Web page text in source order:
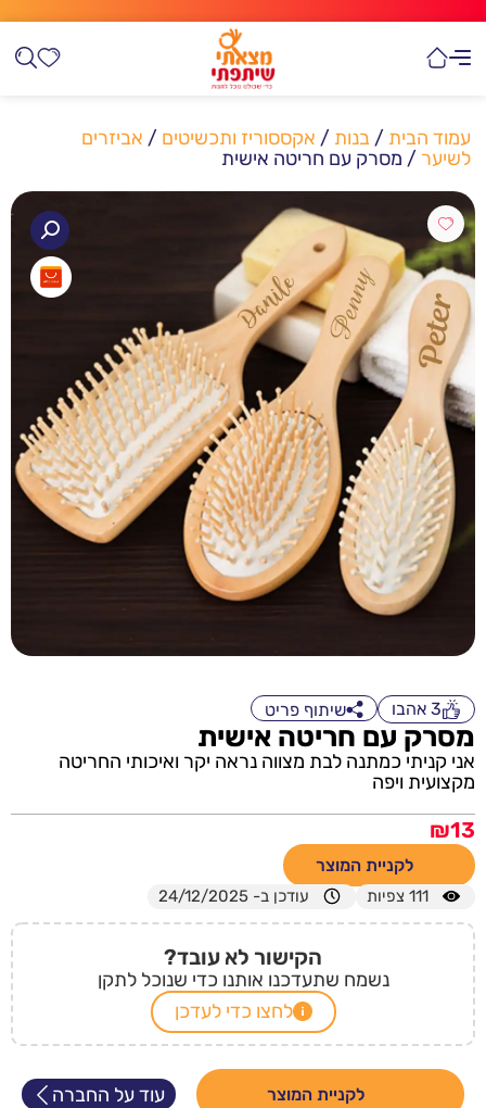
עמוד הבית / בנות / אקססוריז ותכשיטים / אביזרים
לשיער / מסרק עם חריטה אישית
3 אהבו שיתוף פריט
מסרק עם חריטה אישית
אני קניתי כמתנה לבת מצווה נראה יקר ואיכותי החריטה
מקצועית ויפה
₪13
לקניית המוצר
111 צפיות עודכן ב- 24/12/2025
הקישור לא עובד?
נשמח שתעדכנו אותנו כדי שנוכל לתקן
לחצו כדי לעדכן
לקניית המוצר עוד על החברה